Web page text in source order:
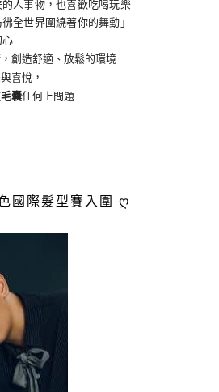
人事物，也喜歡吃喝玩樂
彿全世界圍繞著你的舞動」
心
創造舒適、放鬆的環境
喜悅，
囊任何上問題
國際髮型賽入圍 ღ